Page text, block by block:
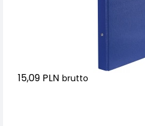
15,09 PLN brutto